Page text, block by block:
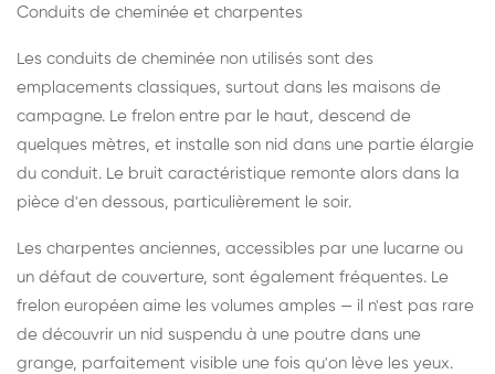
Conduits de cheminée et charpentes
Les conduits de cheminée non utilisés sont des
emplacements classiques, surtout dans les maisons de
campagne. Le frelon entre par le haut, descend de
quelques mètres, et installe son nid dans une partie élargie
du conduit. Le bruit caractéristique remonte alors dans la
pièce d'en dessous, particulièrement le soir.
Les charpentes anciennes, accessibles par une lucarne ou
un défaut de couverture, sont également fréquentes. Le
frelon européen aime les volumes amples — il n'est pas rare
de découvrir un nid suspendu à une poutre dans une
grange, parfaitement visible une fois qu'on lève les yeux.